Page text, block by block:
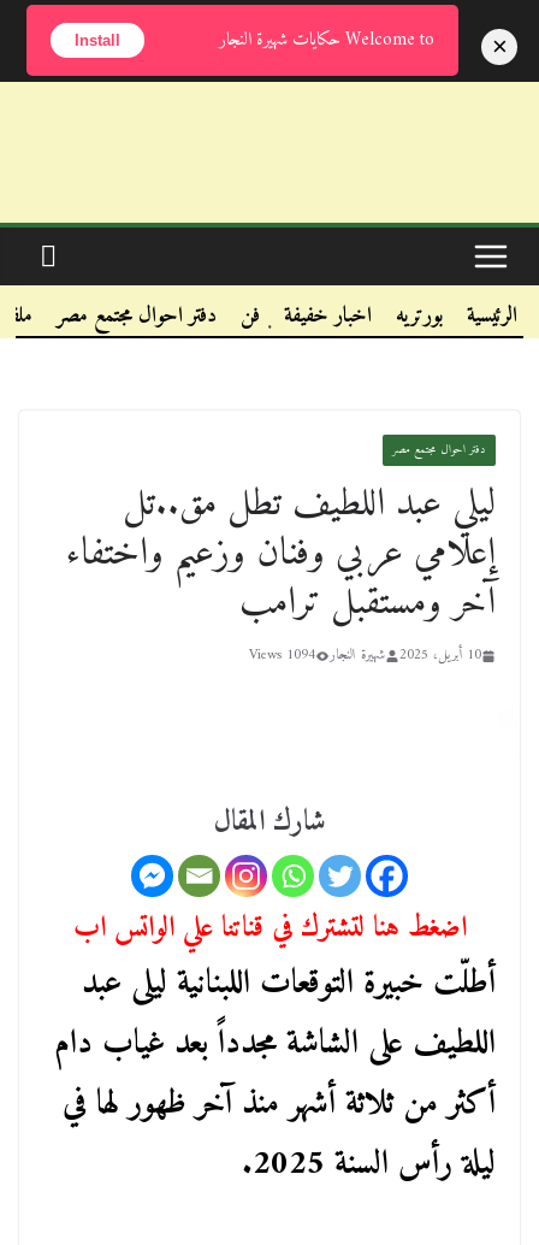
السبت, أغسطس 8, 2026
.
.
الرئيسية بورتريه اخبار خفيفة فن دفتر احوال مجتمع مصر
دفتر احوال مجتمع مصر
ليلي عبد اللطيف تطل مق..تل
إعلامي عربي وفنان وزعيم واختفاء
آخر ومستقبل ترامب
10 أبريل، 2025 شهيرة النجار 1094 Views
شارك المقال
اضغط هنا لتشترك في قناتنا علي الواتس اب
أطلّت خبيرة التوقعات اللبنانية ليلى عبد
اللطيف على الشاشة مجدداً بعد غياب دام
أكثر من ثلاثة أشهر منذ آخر ظهور لها في
ليلة رأس السنة 2025.
Welcome to حكايات شهيرة النجار Install ×